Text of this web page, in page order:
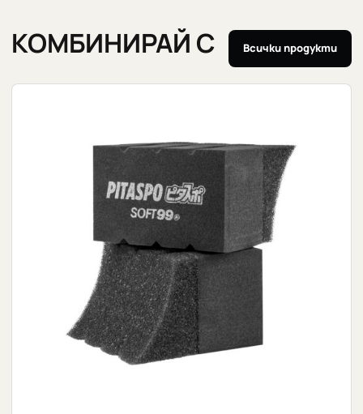
КОМБИНИРАЙ С Всички продукти